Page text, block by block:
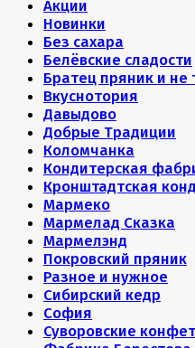
Акции
Новинки
Без сахара
Белёвские сладости
Братец пряник и не
Вкуснотория
Давыдово
Добрые Традиции
Коломчанка
Кондитерская
Кронштадтская
Мармеко
Мармелад Сказка
Мармелэнд
Покровский пряник
Разное и нужное
Сибирский кедр
София
Суворовские